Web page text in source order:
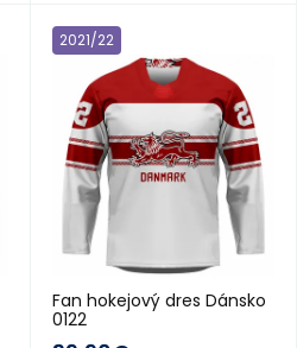
2021/22
Fan hokejový dres Dánsko
0122